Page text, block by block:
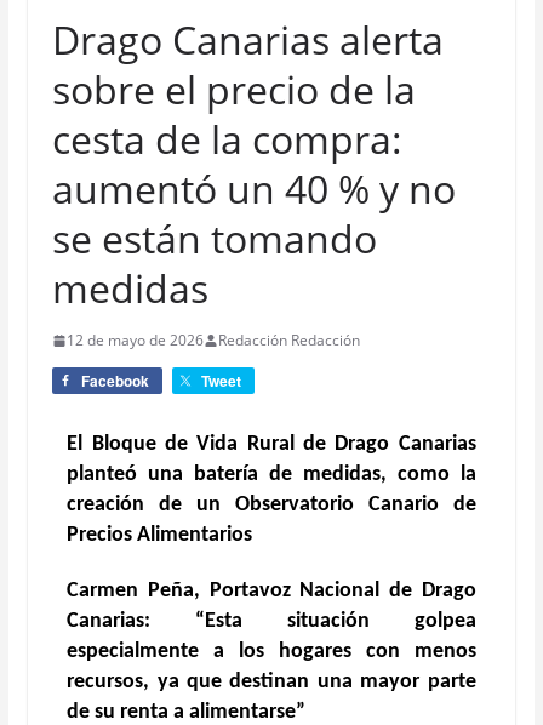
Drago Canarias alerta
sobre el precio de la
cesta de la compra:
aumentó un 40 % y no
se están tomando
medidas
12 de mayo de 2026 Redacción Redacción
Facebook Tweet
El Bloque de Vida Rural de Drago Canarias
planteó una batería de medidas, como la
creación de un Observatorio Canario de
Precios Alimentarios
Carmen Peña, Portavoz Nacional de Drago
Canarias: “Esta situación golpea
especialmente a los hogares con menos
recursos, ya que destinan una mayor parte
de su renta a alimentarse”